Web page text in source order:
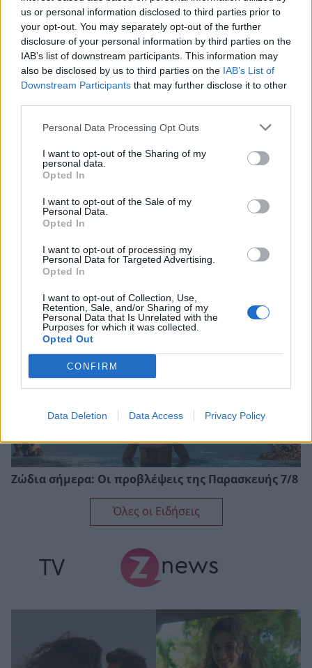
us or personal information disclosed to third parties prior to
your opt-out. You may separately opt-out of the further
disclosure of your personal information by third parties on the
IAB’s list of downstream participants. This information may
also be disclosed by us to third parties on the IAB’s List of
Downstream Participants that may further disclose it to other
Personal Data Processing Opt Outs
I want to opt-out of the Sharing of my
personal data.
Opted In
I want to opt-out of the Sale of my
Personal Data.
Opted In
I want to opt-out of processing my
Personal Data for Targeted Advertising.
Opted In
I want to opt-out of Collection, Use,
Retention, Sale, and/or Sharing of my
Personal Data that Is Unrelated with the
Purposes for which it was collected.
Opted Out
CONFIRM
Data Deletion Data Access Privacy Policy
Πέθανε στα 26 της η TikToker Σίντνεϊ Τόουλ –
Συγκλόνισε με τη μάχη της απέναντι στον καρκίνο
Γιάννης Βαρδής: Το δημόσιο «χρόνια πολλά» στον
αείμνηστο πατέρα του, Αντώνη Βαρδή – «Αν
ρωτήσεις πώς περνάω, ξέρεις τι θα σου πω…»
Ζώδια σήμερα: Οι προβλέψεις της Παρασκευής 7/8
Όλες οι Ειδήσεις
TV